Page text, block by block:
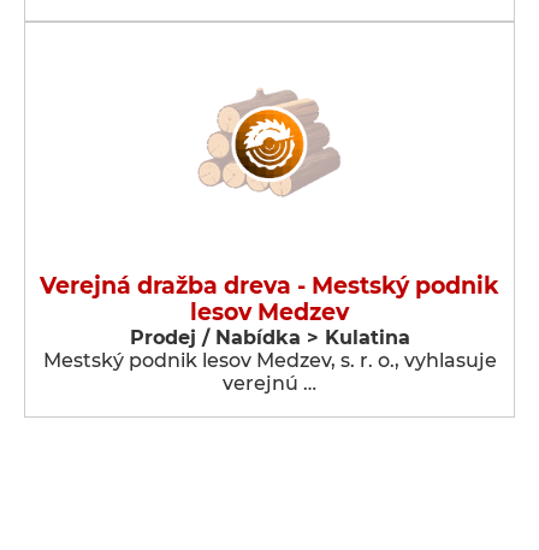
Verejná dražba dreva - Mestský podnik
lesov Medzev
Prodej / Nabídka > Kulatina
Mestský podnik lesov Medzev, s. r. o., vyhlasuje
verejnú …